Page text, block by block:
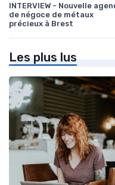
INTERVIEW - Nouvelle
de négoce de métaux
précieux à Brest
Les plus lus